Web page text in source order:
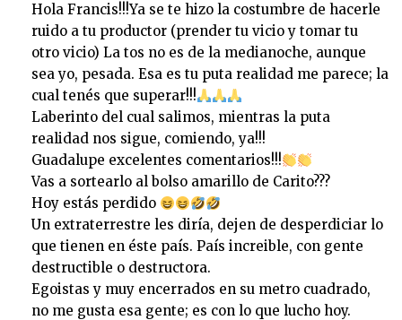
Hola Francis!!!Ya se te hizo la costumbre de hacerle
ruido a tu productor (prender tu vicio y tomar tu
otro vicio) La tos no es de la medianoche, aunque
sea yo, pesada. Esa es tu puta realidad me parece; la
cual tenés que superar!!!
Laberinto del cual salimos, mientras la puta
realidad nos sigue, comiendo, ya!!!
Guadalupe excelentes comentarios!!!
Vas a sortearlo al bolso amarillo de Carito???
Hoy estás perdido
Un extraterrestre les diría, dejen de desperdiciar lo
que tienen en éste país. País increible, con gente
destructible o destructora.
Egoistas y muy encerrados en su metro cuadrado,
no me gusta esa gente; es con lo que lucho hoy.